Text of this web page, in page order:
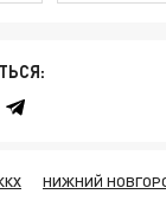
НИЖНИЙ